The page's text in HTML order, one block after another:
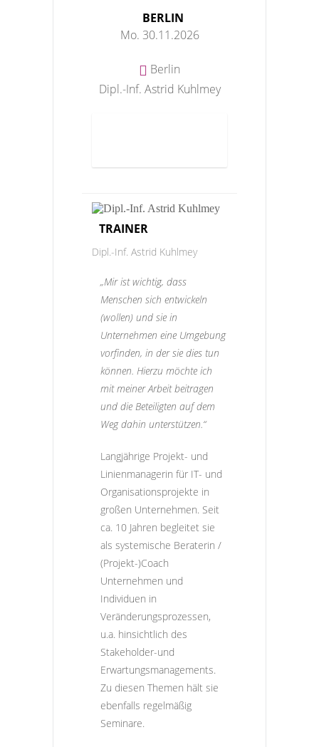
BERLIN
Mo. 30.11.2026
Berlin
Dipl.-Inf. Astrid Kuhlmey
TRAINER
Dipl.-Inf. Astrid Kuhlmey
„Mir ist wichtig, dass
Menschen sich entwickeln
(wollen) und sie in
Unternehmen eine Umgebung
vorfinden, in der sie dies tun
können. Hierzu möchte ich
mit meiner Arbeit beitragen
und die Beteiligten auf dem
Weg dahin unterstützen.“
Langjährige Projekt- und
Linienmanagerin für IT- und
Organisationsprojekte in
großen Unternehmen. Seit
ca. 10 Jahren begleitet sie
als systemische Beraterin /
(Projekt-)Coach
Unternehmen und
Individuen in
Veränderungsprozessen,
u.a. hinsichtlich des
Stakeholder-und
Erwartungsmanagements.
Zu diesen Themen hält sie
ebenfalls regelmäßig
Seminare.